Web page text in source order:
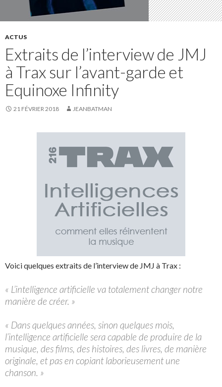
ACTUS
Extraits de l’interview de JMJ
à Trax sur l’avant-garde et
Equinoxe Infinity
21 FÉVRIER 2018 JEANBATMAN
Voici quelques extraits de l’interview de JMJ à Trax :
« L’intelligence artificielle va totalement changer notre
manière de créer. »
« Dans quelques années, sinon quelques mois,
l’intelligence artificielle sera capable de produire de la
musique, des films, des histoires, des livres, de manière
originale, et pas en copiant laborieusement une
chanson. »